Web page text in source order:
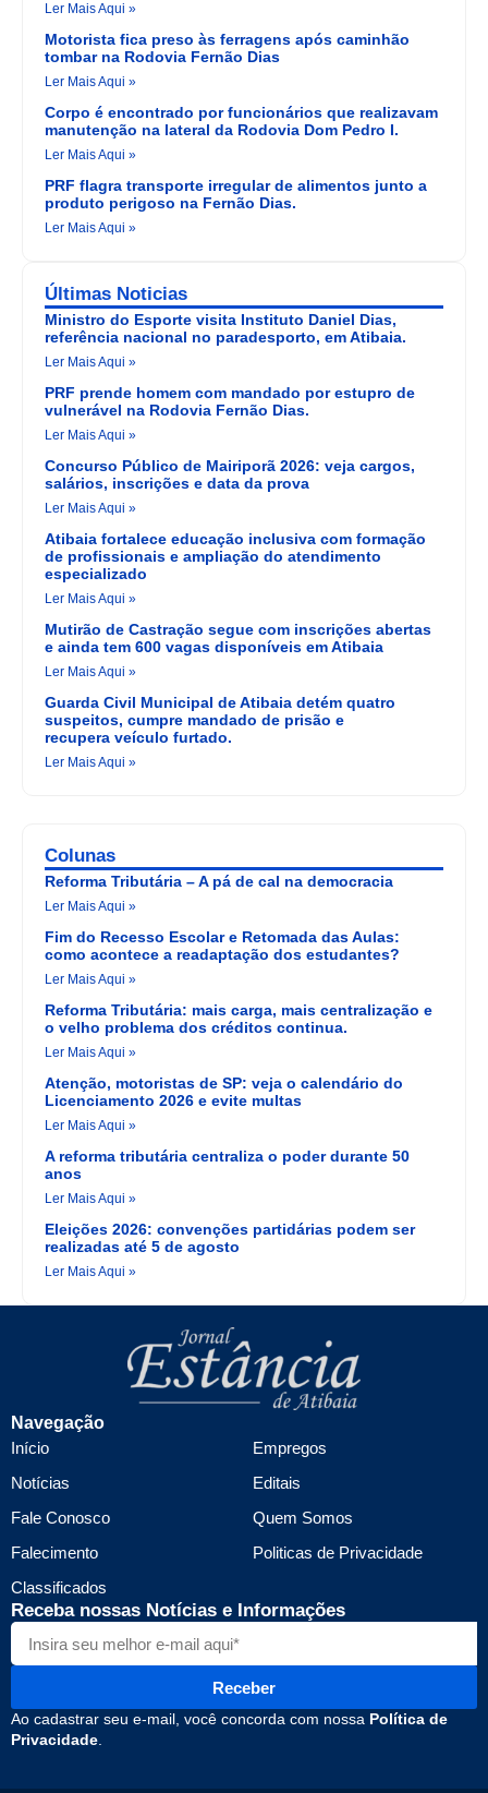
Ler Mais Aqui »
Motorista fica preso às ferragens após caminhão
tombar na Rodovia Fernão Dias
Ler Mais Aqui »
Corpo é encontrado por funcionários que realizavam
manutenção na lateral da Rodovia Dom Pedro I.
Ler Mais Aqui »
PRF flagra transporte irregular de alimentos junto a
produto perigoso na Fernão Dias.
Ler Mais Aqui »
Últimas Noticias
Ministro do Esporte visita Instituto Daniel Dias,
referência nacional no paradesporto, em Atibaia.
Ler Mais Aqui »
PRF prende homem com mandado por estupro de
vulnerável na Rodovia Fernão Dias.
Ler Mais Aqui »
Concurso Público de Mairiporã 2026: veja cargos,
salários, inscrições e data da prova
Ler Mais Aqui »
Atibaia fortalece educação inclusiva com formação
de profissionais e ampliação do atendimento
especializado
Ler Mais Aqui »
Mutirão de Castração segue com inscrições abertas
e ainda tem 600 vagas disponíveis em Atibaia
Ler Mais Aqui »
Guarda Civil Municipal de Atibaia detém quatro
suspeitos, cumpre mandado de prisão e
recupera veículo furtado.
Ler Mais Aqui »
Colunas
Reforma Tributária – A pá de cal na democracia
Ler Mais Aqui »
Fim do Recesso Escolar e Retomada das Aulas:
como acontece a readaptação dos estudantes?
Ler Mais Aqui »
Reforma Tributária: mais carga, mais centralização e
o velho problema dos créditos continua.
Ler Mais Aqui »
Atenção, motoristas de SP: veja o calendário do
Licenciamento 2026 e evite multas
Ler Mais Aqui »
A reforma tributária centraliza o poder durante 50
anos
Ler Mais Aqui »
Eleições 2026: convenções partidárias podem ser
realizadas até 5 de agosto
Ler Mais Aqui »
Navegação
Início
Notícias
Fale Conosco
Falecimento
Classificados
Empregos
Editais
Quem Somos
Politicas de Privacidade
Receba nossas Notícias e Informações
Receber
Ao cadastrar seu e-mail, você concorda com nossa Política de
Privacidade.